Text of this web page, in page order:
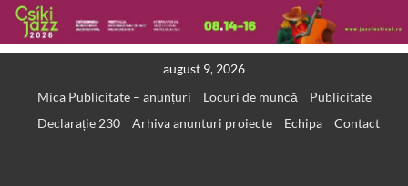
august 9, 2026
Mica Publicitate – anunțuri
Locuri de muncă
Publicitate
Declarație 230
Arhiva anunturi proiecte Echipa Contact